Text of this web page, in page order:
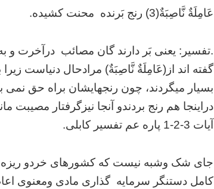
عَامِلَةٌ نَّاصِبَةٌ(3) رنج بَرنده محنت کشیده.
.تفسیر: یعنی بَر دارند گان مصائب درآخرت و
گفته اند از(عَامِلَةٌ نَّاصِبَةٌ) مرادحال دنیاست
بسیار میگردند، چون رنجهایشان براه حق
آیات 3-2-1 پاره عم تفسیر کابلی.
جای شک وشبه نیست که کشورهای خردو ریزه به
کامل دستنگر سرمایه گذاری مادی ومعنوی